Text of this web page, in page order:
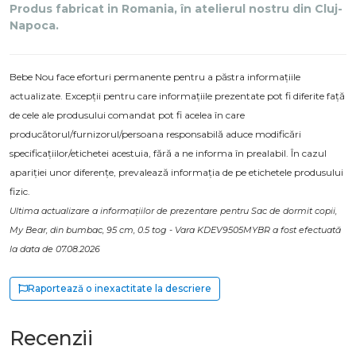
Produs fabricat in Romania, în atelierul nostru din Cluj-
Napoca.
Bebe Nou face eforturi permanente pentru a păstra informațiile
actualizate. Excepții pentru care informațiile prezentate pot fi diferite față
de cele ale produsului comandat pot fi acelea în care
producătorul/furnizorul/persoana responsabilă aduce modificări
specificațiilor/etichetei acestuia, fără a ne informa în prealabil. În cazul
apariției unor diferențe, prevalează informația de pe etichetele produsului
fizic.
Ultima actualizare a informațiilor de prezentare pentru Sac de dormit copii,
My Bear, din bumbac, 95 cm, 0.5 tog - Vara KDEV9505MYBR a fost efectuată
la data de 07.08.2026
Raportează o inexactitate la descriere
Recenzii